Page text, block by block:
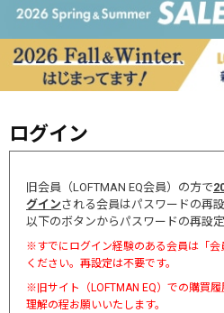
ログイン
旧会員（LOFTMAN EQ会員）の方で
グインされる会員はパスワードの再設
以下のボタンからパスワードの再設
※すでにログイン経験のある会員は「会
ください。再設定は不要です。
※旧サイト（LOFTMAN EQ）での購買
理解の程お願いいたします。